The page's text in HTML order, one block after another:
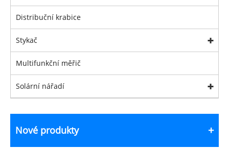
Distribuční krabice
Stykač
Multifunkční měřič
Solární nářadí
Nové produkty